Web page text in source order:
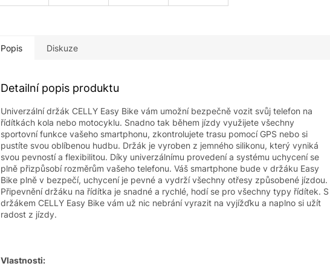
Popis Diskuze
Detailní popis produktu
Univerzální držák CELLY Easy Bike vám umožní bezpečně vozit svůj telefon na
řídítkách kola nebo motocyklu. Snadno tak během jízdy využijete všechny
sportovní funkce vašeho smartphonu, zkontrolujete trasu pomocí GPS nebo si
pustíte svou oblíbenou hudbu. Držák je vyroben z jemného silikonu, který vyniká
svou pevností a flexibilitou. Díky univerzálnímu provedení a systému uchycení se
plně přizpůsobí rozměrům vašeho telefonu. Váš smartphone bude v držáku Easy
Bike plně v bezpečí, uchycení je pevné a vydrží všechny otřesy způsobené jízdou.
Připevnění držáku na řídítka je snadné a rychlé, hodí se pro všechny typy řídítek. S
držákem CELLY Easy Bike vám už nic nebrání vyrazit na vyjížďku a naplno si užít
radost z jízdy.
Vlastnosti: